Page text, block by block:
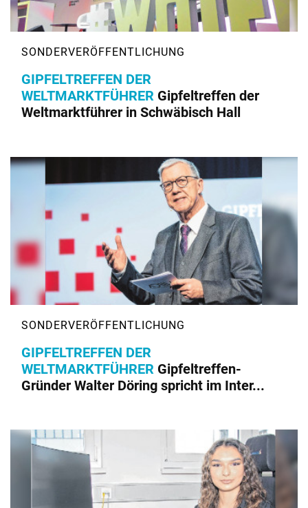
GIPFELTREFFEN DER
WELTMARKTFÜHRER Gipfeltreffen der
Weltmarktführer in Schwäbisch Hall
GIPFELTREFFEN DER
WELTMARKTFÜHRER Gipfeltreffen-
Gründer Walter Döring spricht im Inter...